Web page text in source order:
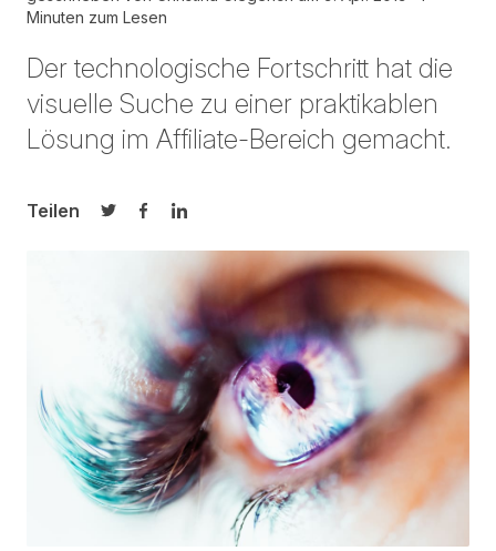
Minuten zum Lesen
Der technologische Fortschritt hat die
visuelle Suche zu einer praktikablen
Lösung im Affiliate-Bereich gemacht.
Teilen
Auf Twitter teilen
Auf Facebook teilen
Auf LinkedIn teilen